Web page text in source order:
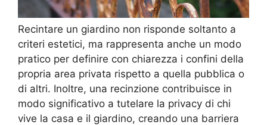
Recintare un giardino non risponde soltanto a
criteri estetici, ma rappresenta anche un modo
pratico per definire con chiarezza i confini della
propria area privata rispetto a quella pubblica o
di altri. Inoltre, una recinzione contribuisce in
modo significativo a tutelare la privacy di chi
vive la casa e il giardino, creando una barriera